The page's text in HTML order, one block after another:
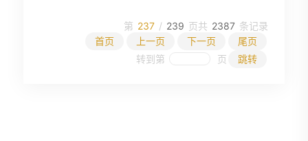
第 237 / 239 页共 2387 条记录
首页
上一页 下一页
尾页
转到第
页 跳转